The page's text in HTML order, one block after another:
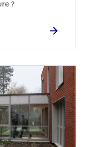
?